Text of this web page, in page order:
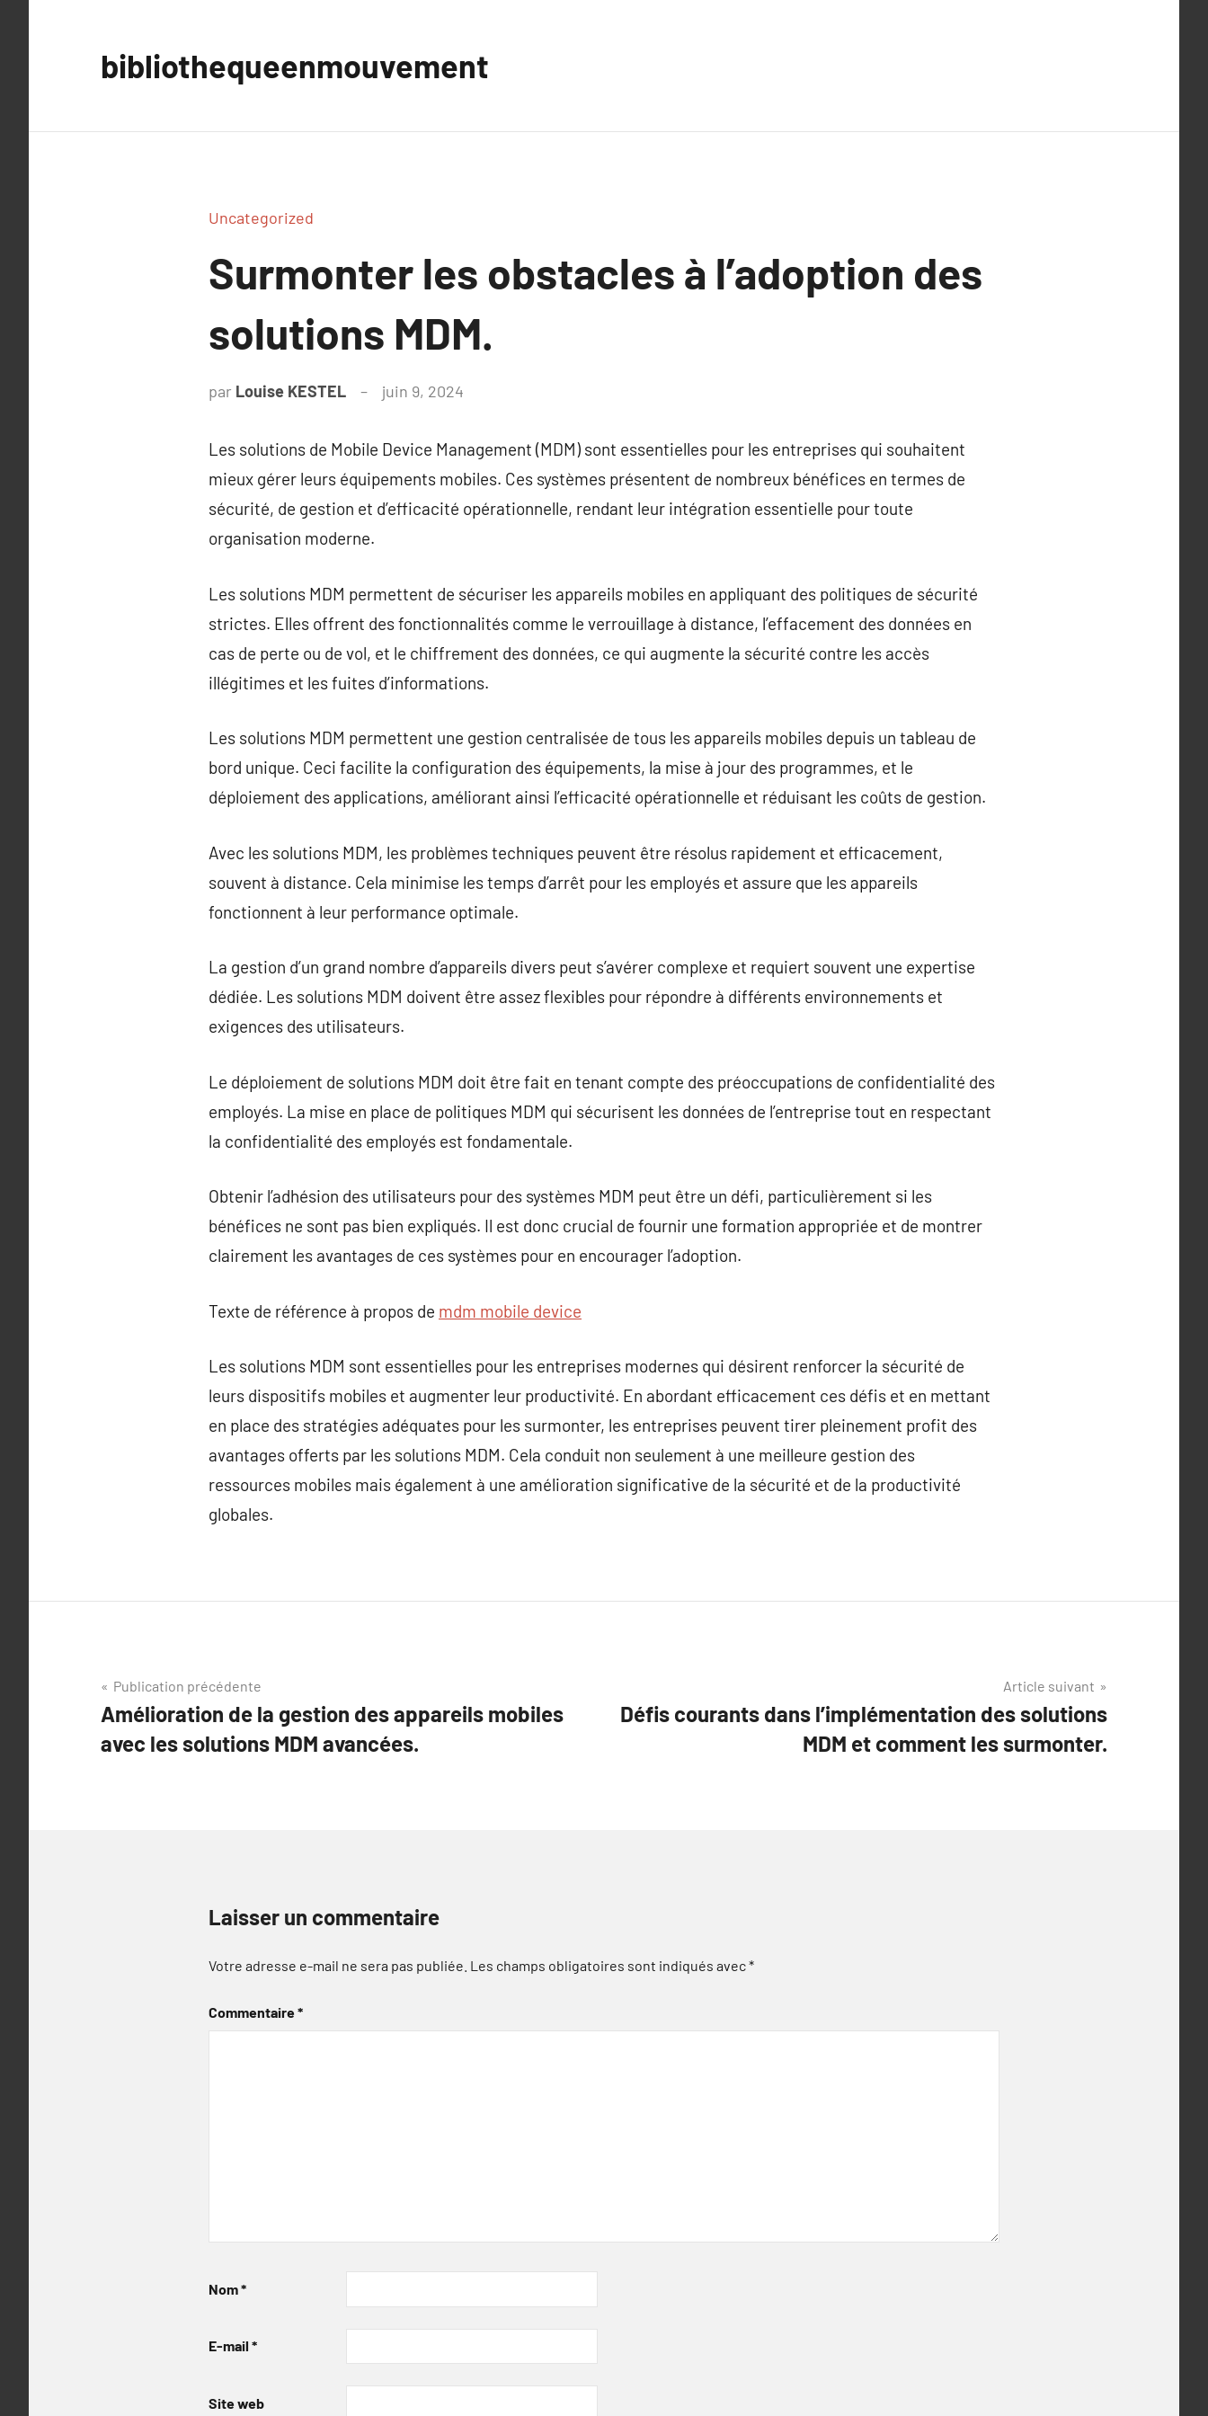
bibliothequeenmouvement
Uncategorized
Surmonter les obstacles à l’adoption des
solutions MDM.
par Louise KESTEL juin 9, 2024
Les solutions de Mobile Device Management (MDM) sont essentielles pour les entreprises qui souhaitent
mieux gérer leurs équipements mobiles. Ces systèmes présentent de nombreux bénéfices en termes de
sécurité, de gestion et d’efficacité opérationnelle, rendant leur intégration essentielle pour toute
organisation moderne.
Les solutions MDM permettent de sécuriser les appareils mobiles en appliquant des politiques de sécurité
strictes. Elles offrent des fonctionnalités comme le verrouillage à distance, l’effacement des données en
cas de perte ou de vol, et le chiffrement des données, ce qui augmente la sécurité contre les accès
illégitimes et les fuites d’informations.
Les solutions MDM permettent une gestion centralisée de tous les appareils mobiles depuis un tableau de
bord unique. Ceci facilite la configuration des équipements, la mise à jour des programmes, et le
déploiement des applications, améliorant ainsi l’efficacité opérationnelle et réduisant les coûts de gestion.
Avec les solutions MDM, les problèmes techniques peuvent être résolus rapidement et efficacement,
souvent à distance. Cela minimise les temps d’arrêt pour les employés et assure que les appareils
fonctionnent à leur performance optimale.
La gestion d’un grand nombre d’appareils divers peut s’avérer complexe et requiert souvent une expertise
dédiée. Les solutions MDM doivent être assez flexibles pour répondre à différents environnements et
exigences des utilisateurs.
Le déploiement de solutions MDM doit être fait en tenant compte des préoccupations de confidentialité des
employés. La mise en place de politiques MDM qui sécurisent les données de l’entreprise tout en respectant
la confidentialité des employés est fondamentale.
Obtenir l’adhésion des utilisateurs pour des systèmes MDM peut être un défi, particulièrement si les
bénéfices ne sont pas bien expliqués. Il est donc crucial de fournir une formation appropriée et de montrer
clairement les avantages de ces systèmes pour en encourager l’adoption.
Texte de référence à propos de mdm mobile device
Les solutions MDM sont essentielles pour les entreprises modernes qui désirent renforcer la sécurité de
leurs dispositifs mobiles et augmenter leur productivité. En abordant efficacement ces défis et en mettant
en place des stratégies adéquates pour les surmonter, les entreprises peuvent tirer pleinement profit des
avantages offerts par les solutions MDM. Cela conduit non seulement à une meilleure gestion des
ressources mobiles mais également à une amélioration significative de la sécurité et de la productivité
globales.
Navigation
de
l’article
Publication précédente
Amélioration de la gestion des appareils mobiles
avec les solutions MDM avancées.
Article suivant
Défis courants dans l’implémentation des solutions
MDM et comment les surmonter.
Laisser un commentaire
Votre adresse e-mail ne sera pas publiée. Les champs obligatoires sont indiqués avec*
Commentaire*
Nom*
E-mail *
Site web